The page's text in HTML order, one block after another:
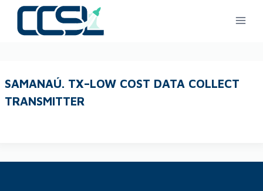
SAMANAÚ. TX–LOW COST DATA COLLECT
TRANSMITTER